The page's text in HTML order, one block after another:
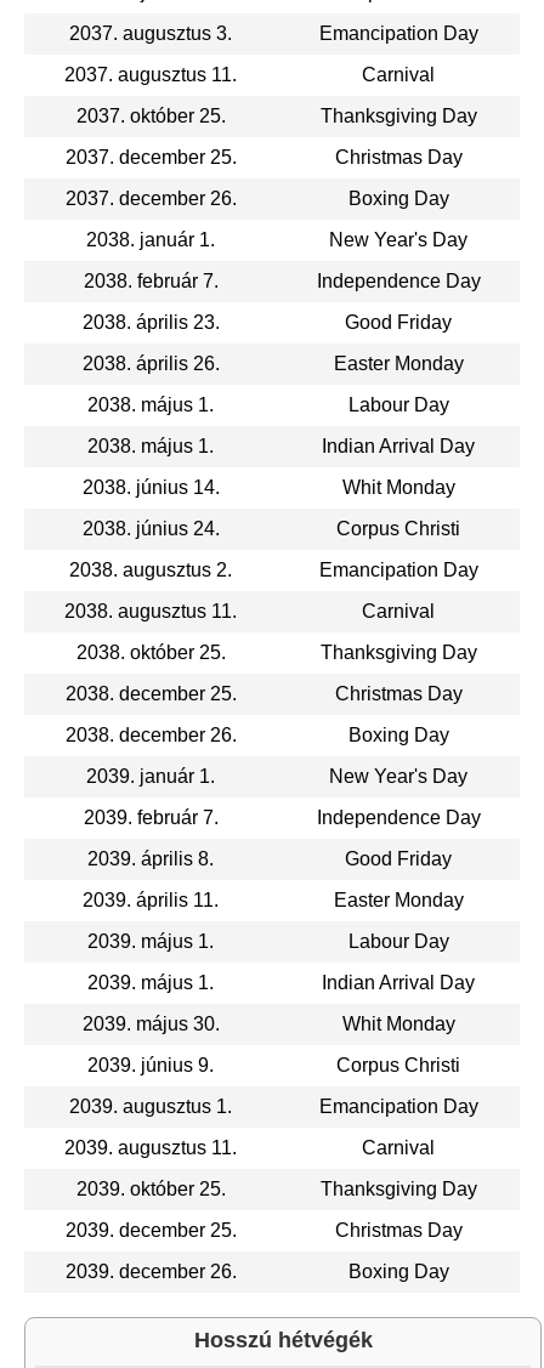
2037. augusztus 3.
Emancipation Day
2037. augusztus 11.
Carnival
2037. október 25.
Thanksgiving Day
2037. december 25.
Christmas Day
2037. december 26.
Boxing Day
2038. január 1.
New Year's Day
2038. február 7.
Independence Day
2038. április 23.
Good Friday
2038. április 26.
Easter Monday
2038. május 1.
Labour Day
2038. május 1.
Indian Arrival Day
2038. június 14.
Whit Monday
2038. június 24.
Corpus Christi
2038. augusztus 2.
Emancipation Day
2038. augusztus 11.
Carnival
2038. október 25.
Thanksgiving Day
2038. december 25.
Christmas Day
2038. december 26.
Boxing Day
2039. január 1.
New Year's Day
2039. február 7.
Independence Day
2039. április 8.
Good Friday
2039. április 11.
Easter Monday
2039. május 1.
Labour Day
2039. május 1.
Indian Arrival Day
2039. május 30.
Whit Monday
2039. június 9.
Corpus Christi
2039. augusztus 1.
Emancipation Day
2039. augusztus 11.
Carnival
2039. október 25.
Thanksgiving Day
2039. december 25.
Christmas Day
2039. december 26.
Boxing Day
Hosszú hétvégék